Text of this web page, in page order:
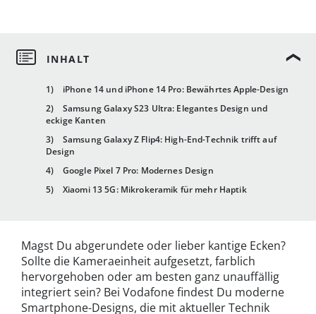
1) iPhone 14 und iPhone 14 Pro: Bewährtes Apple-Design
2) Samsung Galaxy S23 Ultra: Elegantes Design und
eckige Kanten
3) Samsung Galaxy Z Flip4: High-End-Technik trifft auf
Design
4) Google Pixel 7 Pro: Modernes Design
5) Xiaomi 13 5G: Mikrokeramik für mehr Haptik
Magst Du abgerundete oder lieber kantige Ecken?
Sollte die Kameraeinheit aufgesetzt, farblich
hervorgehoben oder am besten ganz unauffällig
integriert sein? Bei Vodafone findest Du moderne
Smartphone-Designs, die mit aktueller Technik